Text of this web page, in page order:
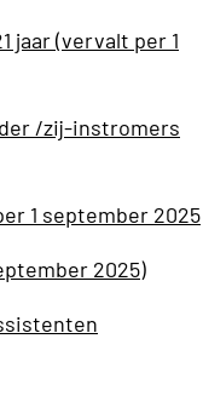
jaar (vervalt per 1
/zij-instromers
1 september 2025
2025)